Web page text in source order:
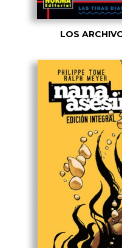
LOS